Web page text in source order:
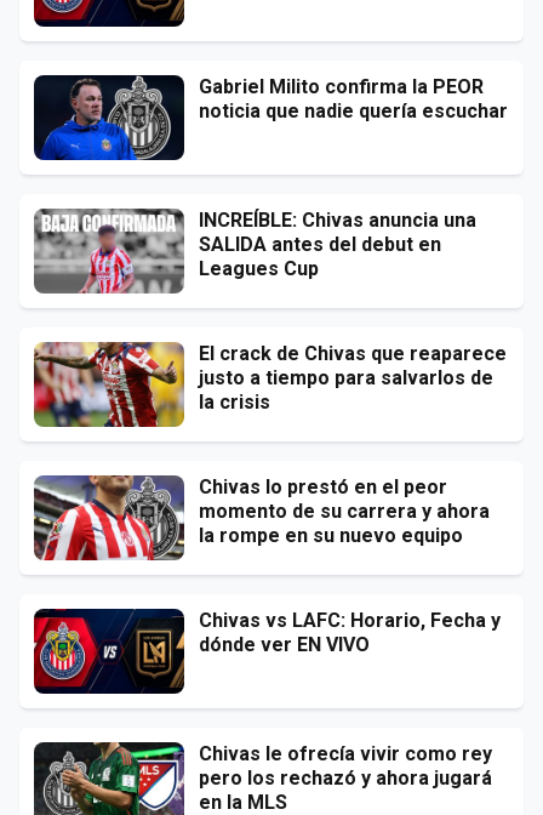
Gabriel Milito confirma la PEOR
noticia que nadie quería escuchar
INCREÍBLE: Chivas anuncia una
SALIDA antes del debut en
Leagues Cup
El crack de Chivas que reaparece
justo a tiempo para salvarlos de
la crisis
Chivas lo prestó en el peor
momento de su carrera y ahora
la rompe en su nuevo equipo
Chivas vs LAFC: Horario, Fecha y
dónde ver EN VIVO
Chivas le ofrecía vivir como rey
pero los rechazó y ahora jugará
en la MLS